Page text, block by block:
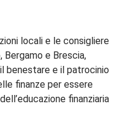
locali e le consigliere
Bergamo e Brescia,
benestare e il patrocinio
finanze per essere
finanziaria